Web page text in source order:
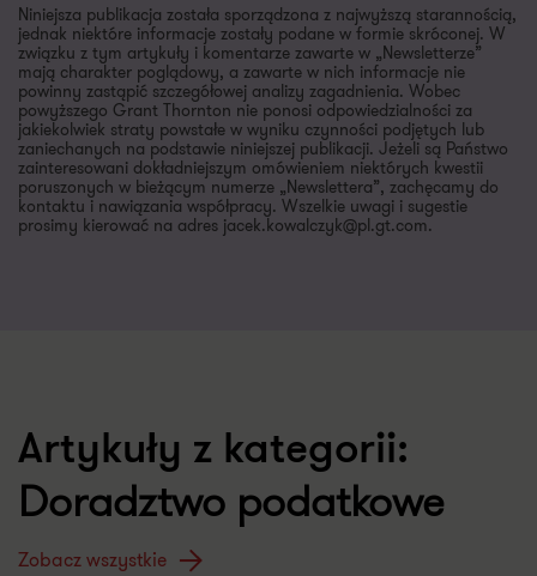
Niniejsza publikacja została sporządzona z najwyższą starannością,
jednak niektóre informacje zostały podane w formie skróconej. W
związku z tym artykuły i komentarze zawarte w „Newsletterze”
mają charakter poglądowy, a zawarte w nich informacje nie
powinny zastąpić szczegółowej analizy zagadnienia. Wobec
powyższego Grant Thornton nie ponosi odpowiedzialności za
jakiekolwiek straty powstałe w wyniku czynności podjętych lub
zaniechanych na podstawie niniejszej publikacji. Jeżeli są Państwo
zainteresowani dokładniejszym omówieniem niektórych kwestii
poruszonych w bieżącym numerze „Newslettera”, zachęcamy do
kontaktu i nawiązania współpracy. Wszelkie uwagi i sugestie
prosimy kierować na adres jacek.kowalczyk@pl.gt.com.
Artykuły z kategorii:
Doradztwo podatkowe
Zobacz wszystkie